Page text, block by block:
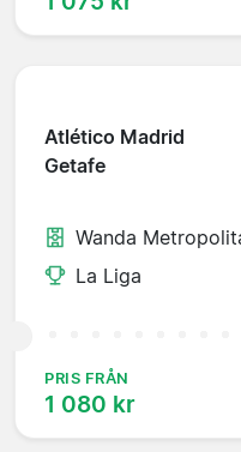
Atlético Madrid
Getafe
Wanda
La Liga
PRIS FRÅN
1 080 kr